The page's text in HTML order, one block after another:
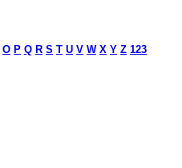
O P Q R S T U V W X Y Z 123